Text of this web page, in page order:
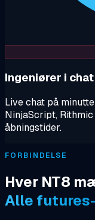
Ingeniører i chat
Live chat på
NinjaScript,
åbningstider.
FORBINDELSE
Hver NT8
Alle